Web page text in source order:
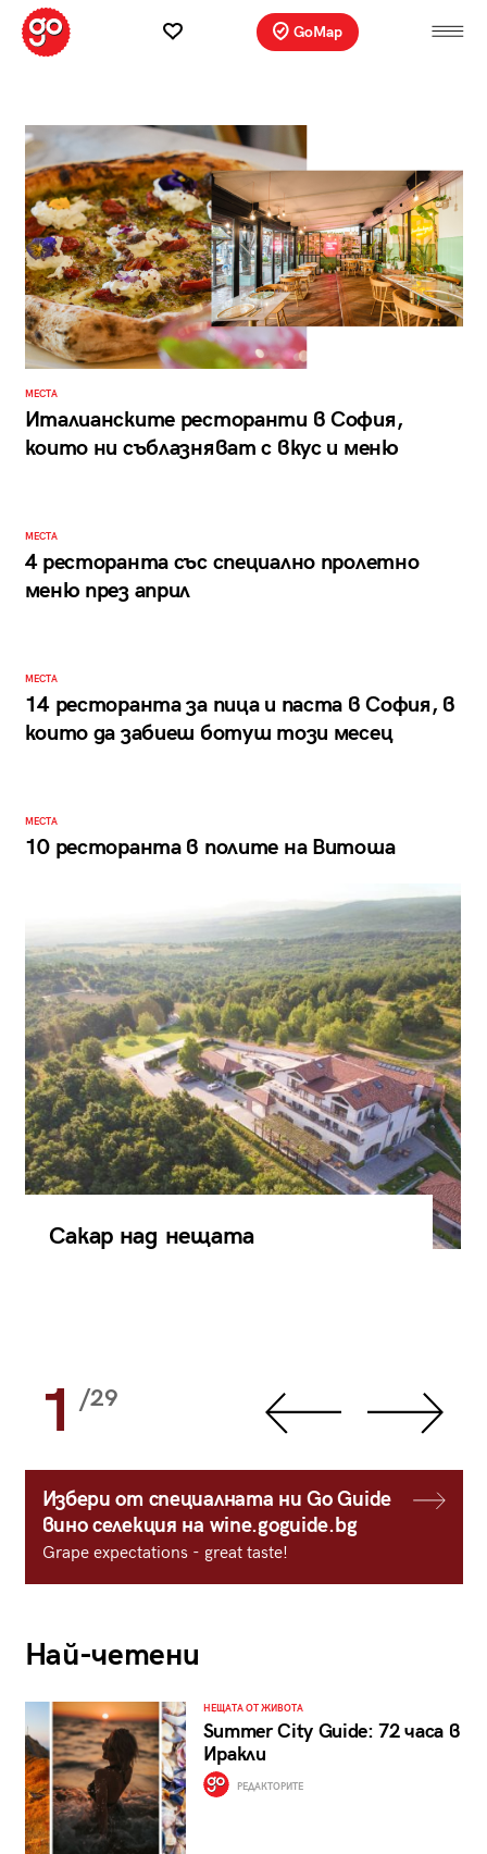
GoMap
МЕСТА
Италианските ресторанти в София,
които ни съблазняват с вкус и меню
МЕСТА
4 ресторанта със специално пролетно
меню през април
МЕСТА
14 ресторанта за пица и паста в София, в
които да забиеш ботуш този месец
МЕСТА
10 ресторанта в полите на Витоша
Сакар над нещата
1 /29
Избери от специалната ни Go Guide
вино селекция на wine.goguide.bg
Grape expectations - great taste!
Най-четени
НЕЩАТА ОТ ЖИВОТА
Summer City Guide: 72 часа в
Иракли
РЕДАКТОРИТЕ